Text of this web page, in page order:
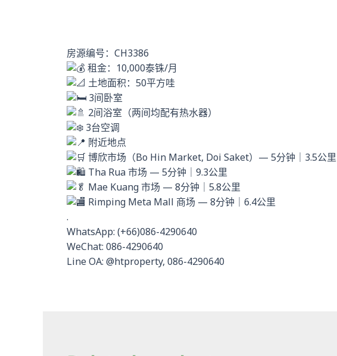
房源编号：CH3386
租金：10,000泰铢/月
土地面积：50平方哇
3间卧室
2间浴室（两间均配有热水器）
3台空调
附近地点
博欣市场（Bo Hin Market, Doi Saket）— 5分钟｜3.5公里
Tha Rua 市场 — 5分钟｜9.3公里
Mae Kuang 市场 — 8分钟｜5.8公里
Rimping Meta Mall 商场 — 8分钟｜6.4公里
.
WhatsApp: (+66)086-4290640
WeChat: 086-4290640
Line OA: @htproperty, 086-4290640